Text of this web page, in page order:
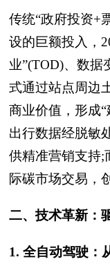
传统“政府投资+
设的巨额投入，
业”(TOD)、数据
式通过站点周边
商业价值，形成
出行数据经脱敏
供精准营销支持;
际碳市场交易，
二、技术革新：
1. 全自动驾驶：